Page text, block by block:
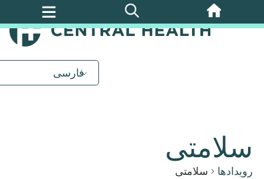
پرش
به
فارسی
سلامتی
رویدادها سلامتی